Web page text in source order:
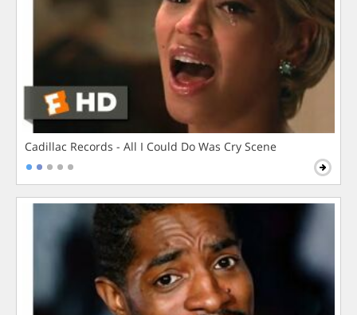
Cadillac Records - All I Could Do Was Cry Scene